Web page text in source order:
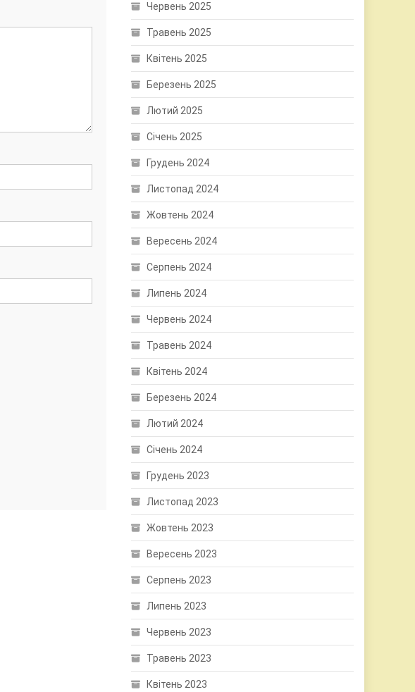
Червень 2025
Травень 2025
Квітень 2025
Березень 2025
Лютий 2025
Січень 2025
Грудень 2024
Листопад 2024
Жовтень 2024
Вересень 2024
Серпень 2024
Липень 2024
Червень 2024
Травень 2024
Квітень 2024
Березень 2024
Лютий 2024
Січень 2024
Грудень 2023
Листопад 2023
Жовтень 2023
Вересень 2023
Серпень 2023
Липень 2023
Червень 2023
Травень 2023
Квітень 2023